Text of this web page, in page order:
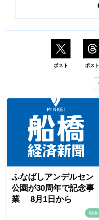
ポスト ポスト
ふなばしアンデルセン
公園が30周年で記念事
業 8月1日から
船橋